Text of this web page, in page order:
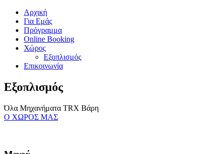
Αρχική
Για Εμάς
Πρόγραμμα
Online Booking
Χώρος
Εξοπλισμός
Επικοινωνία
Εξοπλισμός
Όλα Μηχανήματα TRX Βάρη
O ΧΩΡΟΣ ΜΑΣ